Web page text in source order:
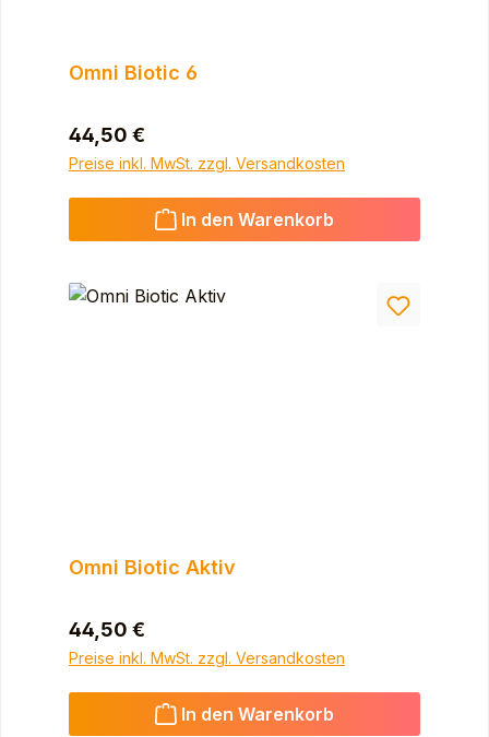
Omni Biotic 6
Regulärer Preis:
44,50 €
Preise inkl. MwSt. zzgl. Versandkosten
In den Warenkorb
Omni Biotic Aktiv
Regulärer Preis:
44,50 €
Preise inkl. MwSt. zzgl. Versandkosten
In den Warenkorb